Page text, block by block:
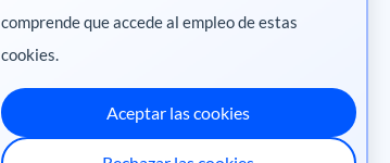
comprende que accede al empleo de estas
cookies.
Aceptar las cookies